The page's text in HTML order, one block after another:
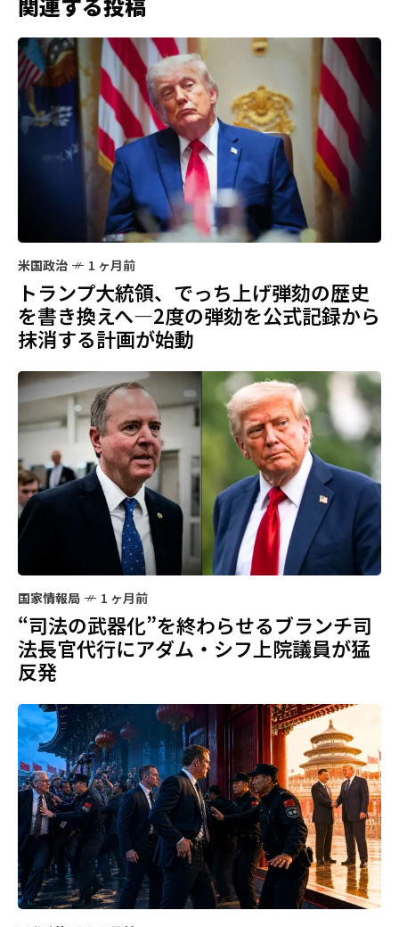
米国政治 1 ヶ月前
トランプ大統領、でっち上げ弾劾の歴史
を書き換えへ—2度の弾劾を公式記録から
抹消する計画が始動
国家情報局 1 ヶ月前
“司法の武器化”を終わらせるブランチ司
法長官代行にアダム・シフ上院議員が猛
反発